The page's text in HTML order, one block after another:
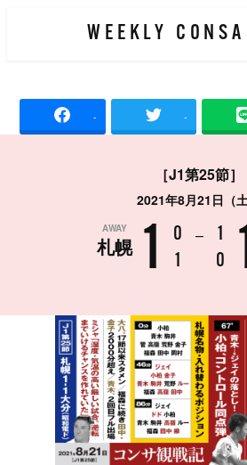
コ
ン
WEEKLY
- -
［J1第25節］
2021年8月21日（土
AWAY
札幌 1
0
1
–
1
0